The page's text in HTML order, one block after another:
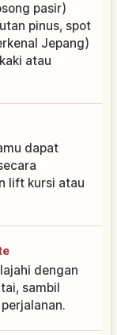
pasir)
pinus, spot
Jepang)
atau
dapat
lift kursi atau
dengan
sambil